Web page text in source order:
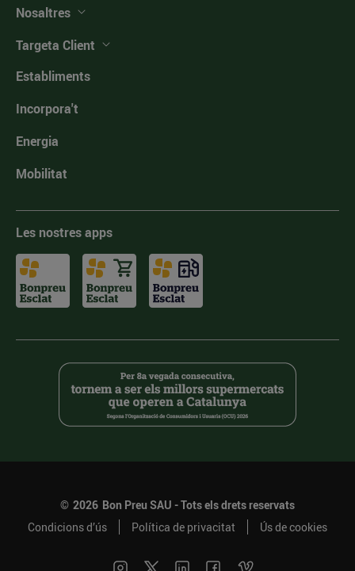
Nosaltres
Targeta Client
Establiments
Incorpora't
Energia
Mobilitat
Les nostres apps
© 2026 Bon Preu SAU - Tots els drets reservats
Condicions d’ús
Política de privacitat Ús de cookies